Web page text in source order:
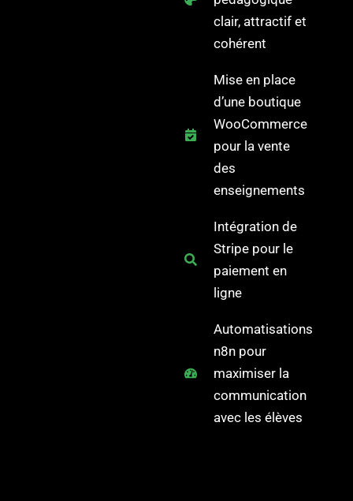
clair, attractif et
cohérent
Mise en place
d’une boutique
WooCommerce
pour la vente
des
enseignements
Intégration de
Stripe pour le
paiement en
ligne
Automatisations
n8n pour
maximiser la
communication
avec les élèves